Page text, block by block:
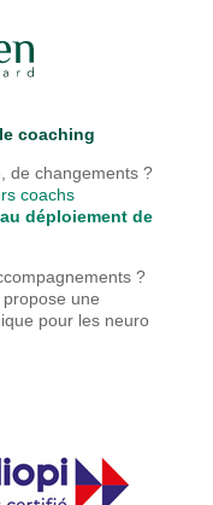
coaching
de changements ?
coachs
déploiement de
?
une
pour les neuro